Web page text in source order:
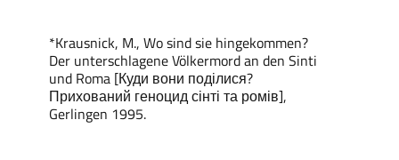
*Krausnick, M., Wo sind sie hingekommen?
Der unterschlagene Völkermord an den Sinti
und Roma [Куди вони поділися?
Прихований геноцид сінті та ромів],
Gerlingen 1995.